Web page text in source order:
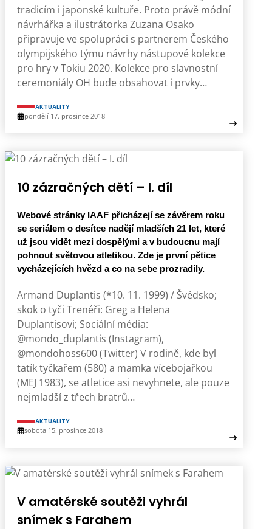
tradicím i japonské kultuře. Proto právě módní
návrhářka a ilustrátorka Zuzana Osako
připravuje ve spolupráci s partnerem Českého
olympijského týmu návrhy nástupové kolekce
pro hry v Tokiu 2020. Kolekce pro slavnostní
ceremoniály OH bude obsahovat i prvky…
AKTUALITY
pondělí 17. prosince 2018
10 zázračných dětí – I. díl
Webové stránky IAAF přicházejí se závěrem roku
se seriálem o desítce nadějí mladších 21 let, které
už jsou vidět mezi dospělými a v budoucnu mají
pohnout světovou atletikou. Zde je první pětice
vycházejících hvězd a co na sebe prozradily.
Armand Duplantis (*10. 11. 1999) / Švédsko;
skok o tyči Trenéři: Greg a Helena
Duplantisovi; Sociální média:
@mondo_duplantis (Instagram),
@mondohoss600 (Twitter) V rodině, kde byl
tatík tyčkařem (580) a mamka vícebojařkou
(MEJ 1983), se atletice asi nevyhnete, ale pouze
nejmladší z třech bratrů…
AKTUALITY
sobota 15. prosince 2018
V amatérské soutěži vyhrál
snímek s Farahem